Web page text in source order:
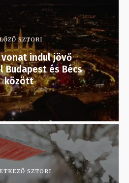
SZTORI
indul jövő
Budapest és Bécs
között
SZTORI